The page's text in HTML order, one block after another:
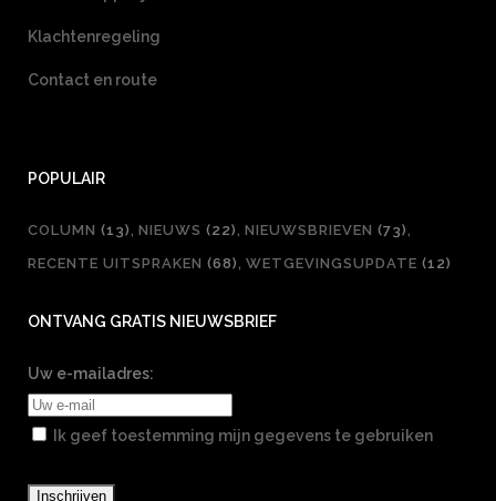
Klachtenregeling
Contact en route
POPULAIR
COLUMN (13) NIEUWS (22) NIEUWSBRIEVEN (73)
RECENTE UITSPRAKEN (68) WETGEVINGSUPDATE (12)
ONTVANG GRATIS NIEUWSBRIEF
Uw e-mailadres:
Ik geef toestemming mijn gegevens te gebruiken